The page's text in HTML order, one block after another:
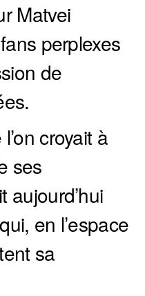
Matvei
perplexes
de
croyait à
ses
aujourd’hui
en l’espace
sa